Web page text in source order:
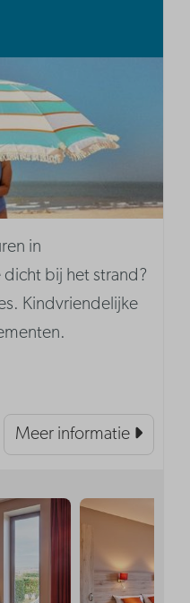
in
bij het strand?
Kindvriendelijke
Meer informatie